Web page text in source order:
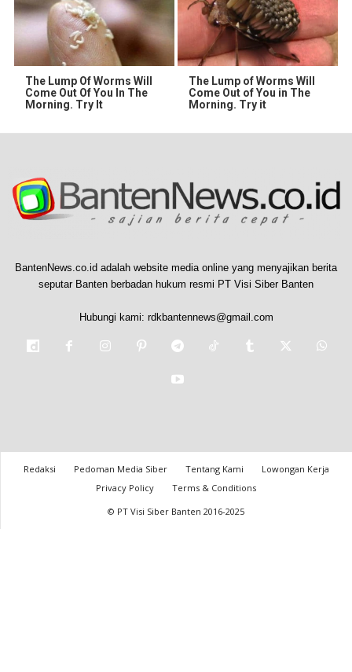
The Lump Of Worms Will
Come Out Of You In The
Morning. Try It
The Lump of Worms Will
Come Out of You in The
Morning. Try it
BantenNews.co.id adalah website media online yang menyajikan berita
seputar Banten berbadan hukum resmi PT Visi Siber Banten
Hubungi kami: rdkbantennews@gmail.com
Redaksi Pedoman Media Siber Tentang Kami
Lowongan Kerja
Privacy Policy
Terms & Conditions
© PT Visi Siber Banten 2016-2025